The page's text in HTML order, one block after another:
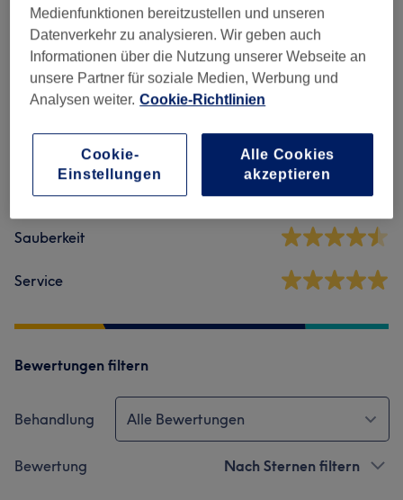
Salonbewertungen
4,7 211 Bewertungen
Ambiente
Sauberkeit
Service
Bewertungen filtern
Behandlung Alle Bewertungen
Bewertung Nach Sternen filtern
Medienfunktionen bereitzustellen und unseren
Datenverkehr zu analysieren. Wir geben auch
Informationen über die Nutzung unserer Webseite an
unsere Partner für soziale Medien, Werbung und
Analysen weiter. Cookie-Richtlinien
Cookie-
Einstellungen
Alle Cookies
akzeptieren